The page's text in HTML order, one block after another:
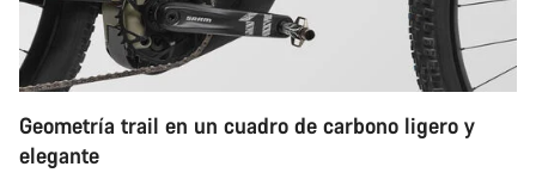
Geometría trail en un cuadro de carbono ligero y
elegante